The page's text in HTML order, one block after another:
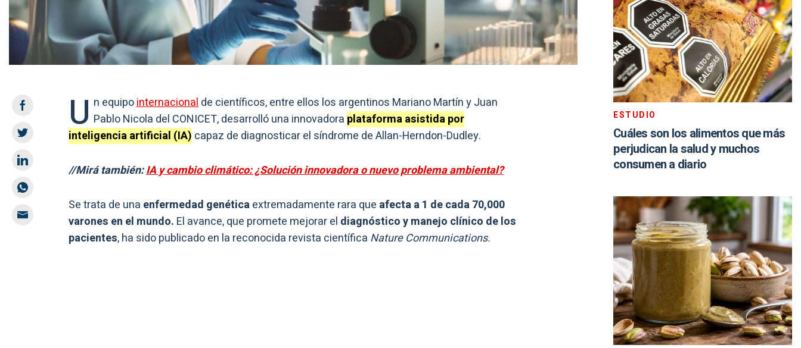
U n equipointernacionalde científicos, entre ellos los argentinos Mariano Martín y Juan
Pablo Nicola del CONICET, desarrolló una innovadora plataforma asistida por
inteligencia artificial (IA) capaz de diagnosticar el síndrome de Allan-Herndon-Dudley.
//Mirá también:IA y cambio climático: ¿Solución innovadora o nuevo problema ambiental?
Se trata de una enfermedad genéticaextremadamente rara que afecta a 1 de cada 70,000
varones en el mundo. El avance, que promete mejorar el diagnóstico y manejo clínico de los
pacientes, ha sido publicado en la reconocida revista científica Nature Communications.
ESTUDIO
Cuáles son los alimentos que más
perjudican la salud y muchos
consumen a diario